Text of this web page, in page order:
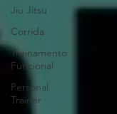
Jiu Jitsu
Corrida
Treinamento
Funcional
Personal
Trainer